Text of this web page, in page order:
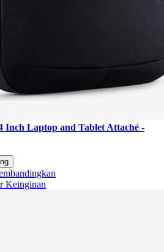
Inch Laptop and Tablet Attaché -
Keinginan